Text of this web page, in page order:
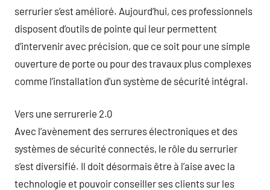
serrurier s’est amélioré. Aujourd’hui, ces professionnels
disposent d’outils de pointe qui leur permettent
d’intervenir avec précision, que ce soit pour une simple
ouverture de porte ou pour des travaux plus complexes
comme l’installation d’un système de sécurité intégral.
Vers une serrurerie 2.0
Avec l’avènement des serrures électroniques et des
systèmes de sécurité connectés, le rôle du serrurier
s’est diversifié. Il doit désormais être à l’aise avec la
technologie et pouvoir conseiller ses clients sur les